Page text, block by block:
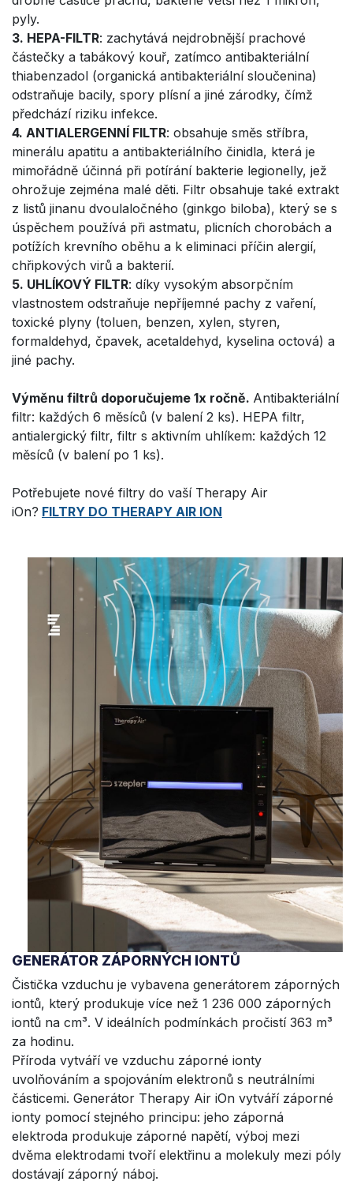
pyly.
3. HEPA-FILTR: zachytává nejdrobnější prachové
částečky a tabákový kouř, zatímco antibakteriální
thiabenzadol (organická antibakteriální sloučenina)
odstraňuje bacily, spory plísní a jiné zárodky, čímž
předchází riziku infekce.
4. ANTIALERGENNÍ FILTR: obsahuje směs stříbra,
minerálu apatitu a antibakteriálního činidla, která je
mimořádně účinná při potírání bakterie legionelly, jež
ohrožuje zejména malé děti. Filtr obsahuje také extrakt
z listů jinanu dvoulaločného (ginkgo biloba), který se s
úspěchem používá při astmatu, plicních chorobách a
potížích krevního oběhu a k eliminaci příčin alergií,
chřipkových virů a bakterií.
5. UHLÍKOVÝ FILTR: díky vysokým absorpčním
vlastnostem odstraňuje nepříjemné pachy z vaření,
toxické plyny (toluen, benzen, xylen, styren,
formaldehyd, čpavek, acetaldehyd, kyselina octová) a
jiné pachy.
Výměnu filtrů doporučujeme 1x ročně. Antibakteriální
filtr: každých 6 měsíců (v balení 2 ks). HEPA filtr,
antialergický filtr, filtr s aktivním uhlíkem: každých 12
měsíců (v balení po 1 ks).
Potřebujete nové filtry do vaší Therapy Air
iOn? FILTRY DO THERAPY AIR ION
GENERÁTOR ZÁPORNÝCH IONTŮ
Čistička vzduchu je vybavena generátorem záporných
iontů, který produkuje více než 1 236 000 záporných
iontů na cm³. V ideálních podmínkách pročistí 363 m³
za hodinu.
Příroda vytváří ve vzduchu záporné ionty
uvolňováním a spojováním elektronů s neutrálními
částicemi. Generátor Therapy Air iOn vytváří záporné
ionty pomocí stejného principu: jeho záporná
elektroda produkuje záporné napětí, výboj mezi
dvěma elektrodami tvoří elektřinu a molekuly mezi póly
dostávají záporný náboj.